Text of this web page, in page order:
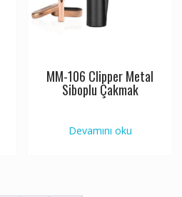
MM-106 Clipper Metal
Siboplu Çakmak
Devamını oku